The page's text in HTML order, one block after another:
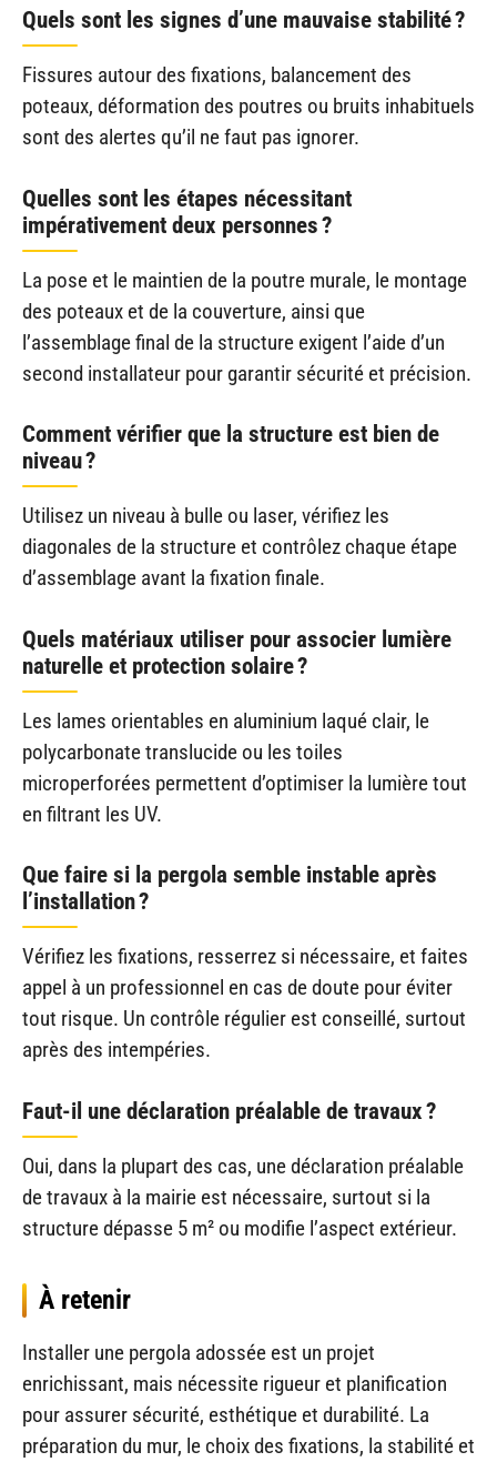
Quels sont les signes d’une mauvaise stabilité ?
Fissures autour des fixations, balancement des
poteaux, déformation des poutres ou bruits inhabituels
sont des alertes qu’il ne faut pas ignorer.
Quelles sont les étapes nécessitant
impérativement deux personnes ?
La pose et le maintien de la poutre murale, le montage
des poteaux et de la couverture, ainsi que
l’assemblage final de la structure exigent l’aide d’un
second installateur pour garantir sécurité et précision.
Comment vérifier que la structure est bien de
niveau ?
Utilisez un niveau à bulle ou laser, vérifiez les
diagonales de la structure et contrôlez chaque étape
d’assemblage avant la fixation finale.
Quels matériaux utiliser pour associer lumière
naturelle et protection solaire ?
Les lames orientables en aluminium laqué clair, le
polycarbonate translucide ou les toiles
microperforées permettent d’optimiser la lumière tout
en filtrant les UV.
Que faire si la pergola semble instable après
l’installation ?
Vérifiez les fixations, resserrez si nécessaire, et faites
appel à un professionnel en cas de doute pour éviter
tout risque. Un contrôle régulier est conseillé, surtout
après des intempéries.
Faut-il une déclaration préalable de travaux ?
Oui, dans la plupart des cas, une déclaration préalable
de travaux à la mairie est nécessaire, surtout si la
structure dépasse 5 m² ou modifie l’aspect extérieur.
À retenir
Installer une pergola adossée est un projet
enrichissant, mais nécessite rigueur et planification
pour assurer sécurité, esthétique et durabilité. La
préparation du mur, le choix des fixations, la stabilité et